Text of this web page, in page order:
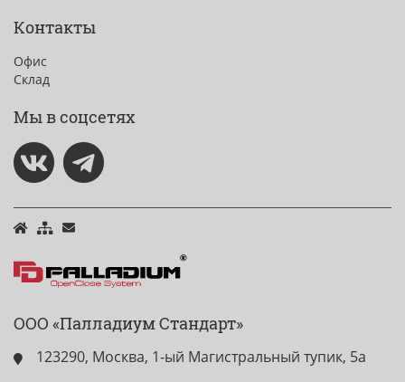
Контакты
Офис
Склад
Мы в соцсетях
ООО «Палладиум Стандарт»
123290, Москва, 1-ый Магистральный тупик, 5а